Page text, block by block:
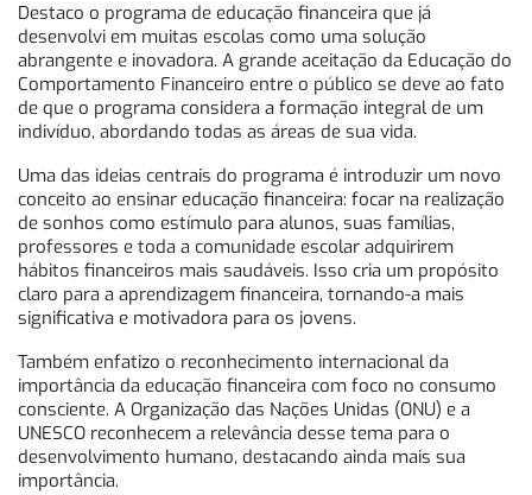
Destaco o programa de educação financeira que já
desenvolvi em muitas escolas como uma solução
abrangente e inovadora. A grande aceitação da Educação do
Comportamento Financeiro entre o público se deve ao fato
de que o programa considera a formação integral de um
indivíduo, abordando todas as áreas de sua vida.
Uma das ideias centrais do programa é introduzir um novo
conceito ao ensinar educação financeira: focar na realização
de sonhos como estímulo para alunos, suas famílias,
professores e toda a comunidade escolar adquirirem
hábitos financeiros mais saudáveis. Isso cria um propósito
claro para a aprendizagem financeira, tornando-a mais
significativa e motivadora para os jovens.
Também enfatizo o reconhecimento internacional da
importância da educação financeira com foco no consumo
consciente. A Organização das Nações Unidas (ONU) e a
UNESCO reconhecem a relevância desse tema para o
desenvolvimento humano, destacando ainda mais sua
importância.